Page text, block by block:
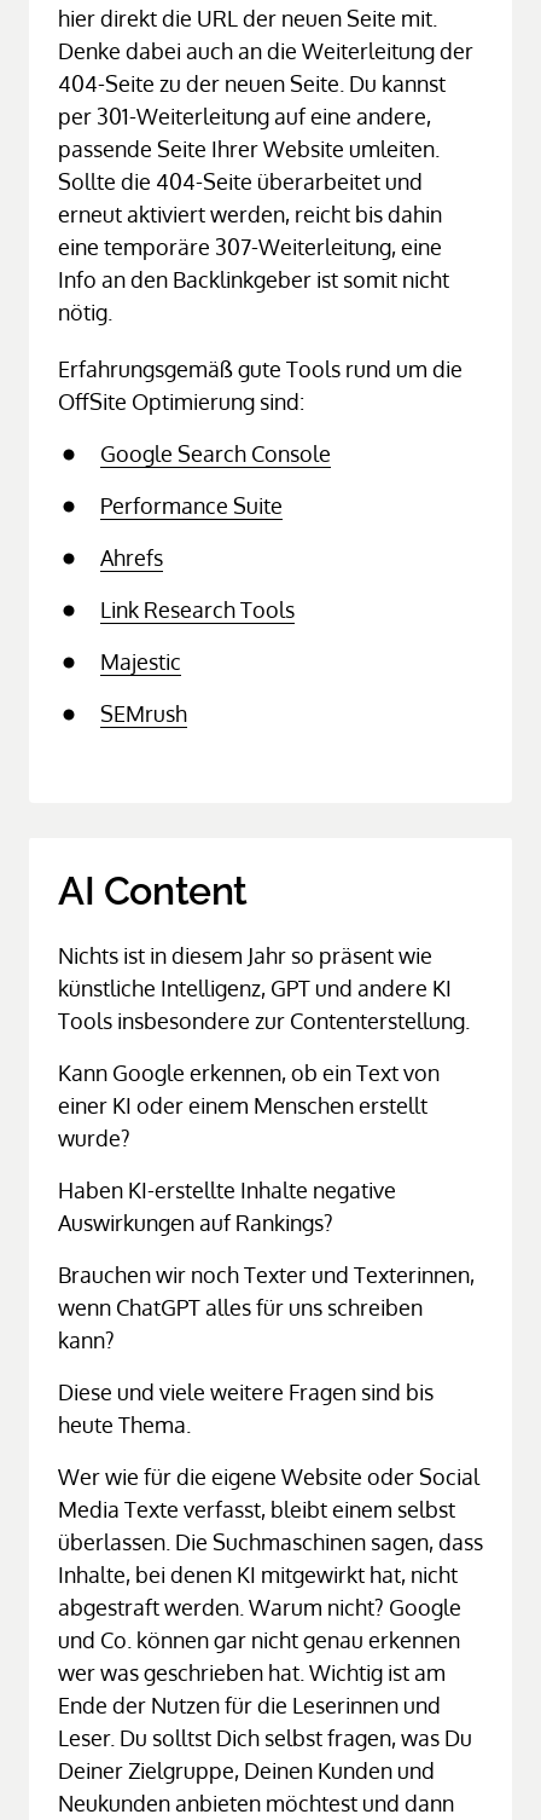
hier direkt die URL der neuen Seite mit.
Denke dabei auch an die Weiterleitung der
404-Seite zu der neuen Seite. Du kannst
per 301-Weiterleitung auf eine andere,
passende Seite Ihrer Website umleiten.
Sollte die 404-Seite überarbeitet und
erneut aktiviert werden, reicht bis dahin
eine temporäre 307-Weiterleitung, eine
Info an den Backlinkgeber ist somit nicht
nötig.
Erfahrungsgemäß gute Tools rund um die
OffSite Optimierung sind:
Google Search Console
Performance Suite
Ahrefs
Link Research Tools
Majestic
SEMrush
AI Content
Nichts ist in diesem Jahr so präsent wie
künstliche Intelligenz, GPT und andere KI
Tools insbesondere zur Contenterstellung.
Kann Google erkennen, ob ein Text von
einer KI oder einem Menschen erstellt
wurde?
Haben KI-erstellte Inhalte negative
Auswirkungen auf Rankings?
Brauchen wir noch Texter und Texterinnen,
wenn ChatGPT alles für uns schreiben
kann?
Diese und viele weitere Fragen sind bis
heute Thema.
Wer wie für die eigene Website oder Social
Media Texte verfasst, bleibt einem selbst
überlassen. Die Suchmaschinen sagen, dass
Inhalte, bei denen KI mitgewirkt hat, nicht
abgestraft werden. Warum nicht? Google
und Co. können gar nicht genau erkennen
wer was geschrieben hat. Wichtig ist am
Ende der Nutzen für die Leserinnen und
Leser. Du solltst Dich selbst fragen, was Du
Deiner Zielgruppe, Deinen Kunden und
Neukunden anbieten möchtest und dann